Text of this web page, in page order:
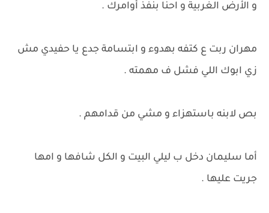
و الأرض الغربية و احنا بنفذ أوامرك .
مهران ربت ع كتفه بهدوء و ابتسامة جدع يا حفيدي مش
زي ابوك اللي فشل ف مهمته .
بص لابنه باستهزاء و مشي من قدامهم .
أما سليمان دخل ب ليلي البيت و الكل شافها و امها
جريت عليها .